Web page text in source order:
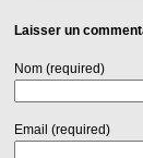
Laisser un
Nom (required)
Email (required)